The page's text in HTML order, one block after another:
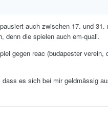
auch zwischen 17. und 31.
denn die spielen auch em-quali.
gegen reac (budapester verein,
dass es sich bei mir geldmässig